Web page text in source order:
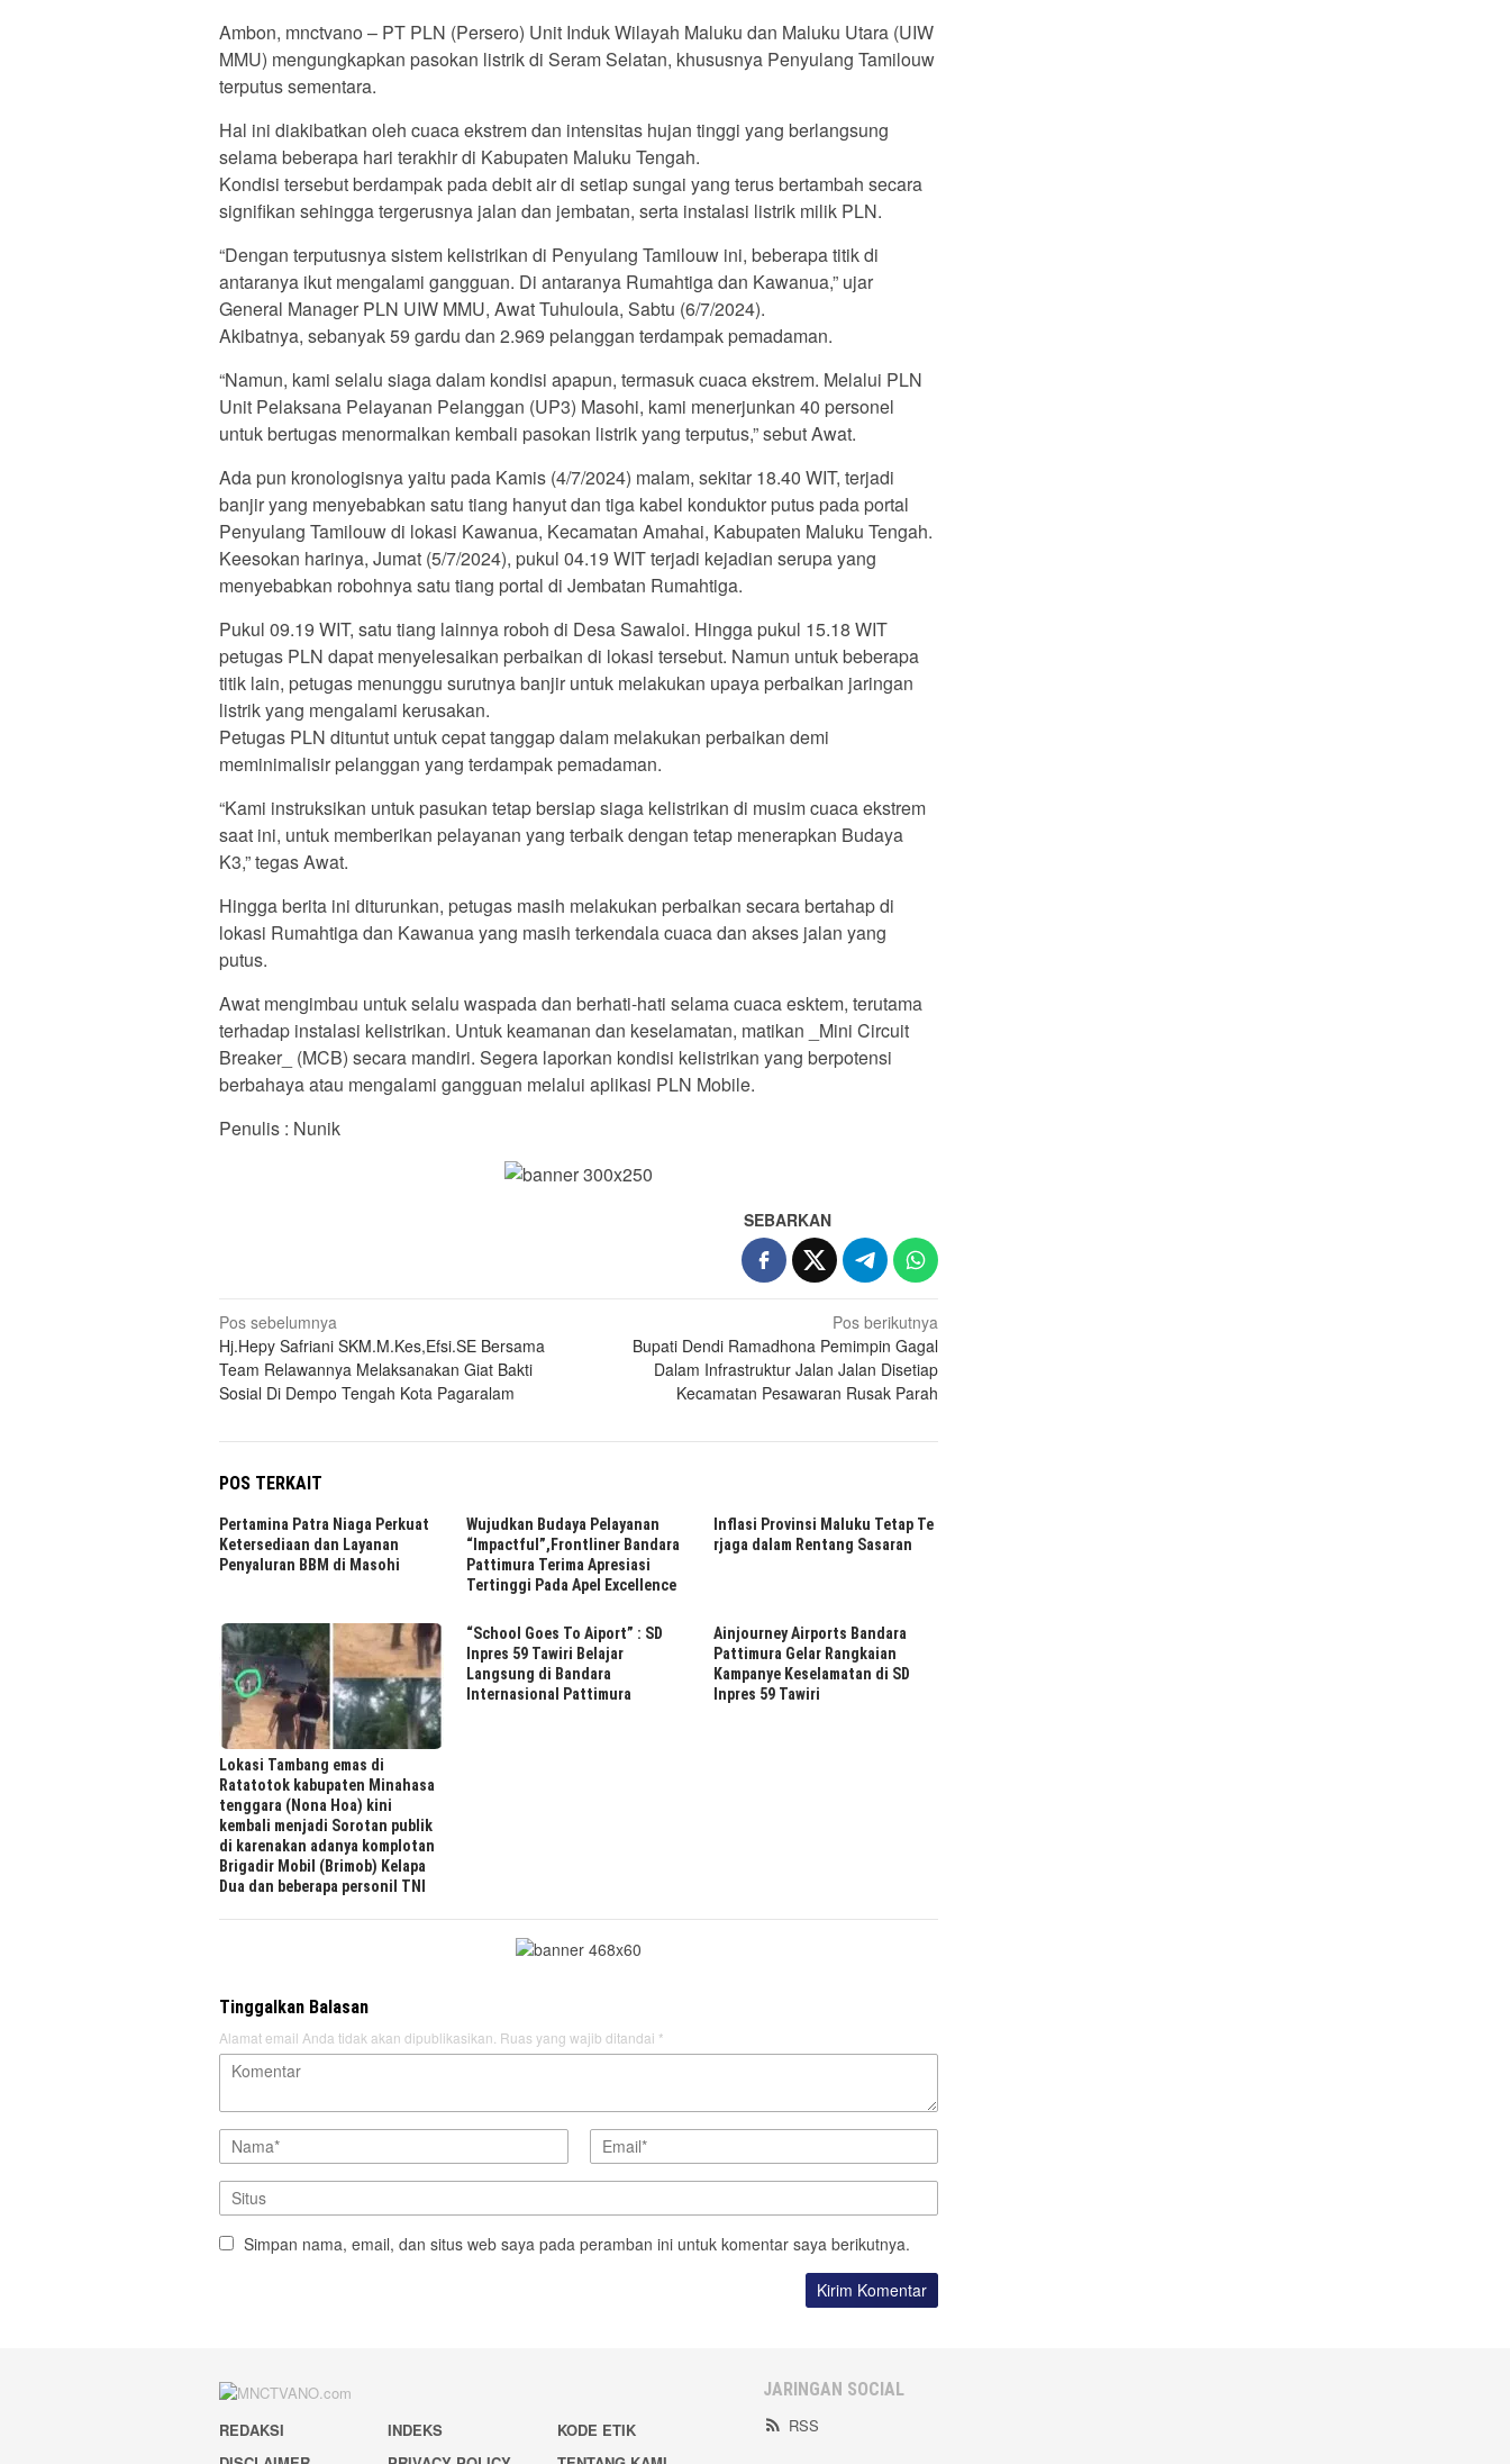
Ambon, mnctvano – PT PLN (Persero) Unit Induk Wilayah Maluku dan Maluku Utara (UIW
MMU) mengungkapkan pasokan listrik di Seram Selatan, khususnya Penyulang Tamilouw
terputus sementara.
Hal ini diakibatkan oleh cuaca ekstrem dan intensitas hujan tinggi yang berlangsung
selama beberapa hari terakhir di Kabupaten Maluku Tengah.
Kondisi tersebut berdampak pada debit air di setiap sungai yang terus bertambah secara
signifikan sehingga tergerusnya jalan dan jembatan, serta instalasi listrik milik PLN.
“Dengan terputusnya sistem kelistrikan di Penyulang Tamilouw ini, beberapa titik di
antaranya ikut mengalami gangguan. Di antaranya Rumahtiga dan Kawanua,” ujar
General Manager PLN UIW MMU, Awat Tuhuloula, Sabtu (6/7/2024).
Akibatnya, sebanyak 59 gardu dan 2.969 pelanggan terdampak pemadaman.
“Namun, kami selalu siaga dalam kondisi apapun, termasuk cuaca ekstrem. Melalui PLN
Unit Pelaksana Pelayanan Pelanggan (UP3) Masohi, kami menerjunkan 40 personel
untuk bertugas menormalkan kembali pasokan listrik yang terputus,” sebut Awat.
Ada pun kronologisnya yaitu pada Kamis (4/7/2024) malam, sekitar 18.40 WIT, terjadi
banjir yang menyebabkan satu tiang hanyut dan tiga kabel konduktor putus pada portal
Penyulang Tamilouw di lokasi Kawanua, Kecamatan Amahai, Kabupaten Maluku Tengah.
Keesokan harinya, Jumat (5/7/2024), pukul 04.19 WIT terjadi kejadian serupa yang
menyebabkan robohnya satu tiang portal di Jembatan Rumahtiga.
Pukul 09.19 WIT, satu tiang lainnya roboh di Desa Sawaloi. Hingga pukul 15.18 WIT
petugas PLN dapat menyelesaikan perbaikan di lokasi tersebut. Namun untuk beberapa
titik lain, petugas menunggu surutnya banjir untuk melakukan upaya perbaikan jaringan
listrik yang mengalami kerusakan.
Petugas PLN dituntut untuk cepat tanggap dalam melakukan perbaikan demi
meminimalisir pelanggan yang terdampak pemadaman.
“Kami instruksikan untuk pasukan tetap bersiap siaga kelistrikan di musim cuaca ekstrem
saat ini, untuk memberikan pelayanan yang terbaik dengan tetap menerapkan Budaya
K3,” tegas Awat.
Hingga berita ini diturunkan, petugas masih melakukan perbaikan secara bertahap di
lokasi Rumahtiga dan Kawanua yang masih terkendala cuaca dan akses jalan yang
putus.
Awat mengimbau untuk selalu waspada dan berhati-hati selama cuaca esktem, terutama
terhadap instalasi kelistrikan. Untuk keamanan dan keselamatan, matikan _Mini Circuit
Breaker_ (MCB) secara mandiri. Segera laporkan kondisi kelistrikan yang berpotensi
berbahaya atau mengalami gangguan melalui aplikasi PLN Mobile.
Penulis : Nunik
SEBARKAN
Navigasi
pos
Pos sebelumnya
Hj.Hepy Safriani SKM.M.Kes,Efsi.SE Bersama
Team Relawannya Melaksanakan Giat Bakti
Sosial Di Dempo Tengah Kota Pagaralam
Pos berikutnya
Bupati Dendi Ramadhona Pemimpin Gagal
Dalam Infrastruktur Jalan Jalan Disetiap
Kecamatan Pesawaran Rusak Parah
POS TERKAIT
Pertamina Patra Niaga Perkuat
Ketersediaan dan Layanan
Penyaluran BBM di Masohi
Wujudkan Budaya Pelayanan
“Impactful”,Frontliner Bandara
Pattimura Terima Apresiasi
Tertinggi Pada Apel Excellence
Inflasi Provinsi Maluku Tetap Te
rjaga dalam Rentang Sasaran
Lokasi Tambang emas di
Ratatotok kabupaten Minahasa
tenggara (Nona Hoa) kini
kembali menjadi Sorotan publik
di karenakan adanya komplotan
Brigadir Mobil (Brimob) Kelapa
Dua dan beberapa personil TNI
“School Goes To Aiport” : SD
Inpres 59 Tawiri Belajar
Langsung di Bandara
Internasional Pattimura
Ainjourney Airports Bandara
Pattimura Gelar Rangkaian
Kampanye Keselamatan di SD
Inpres 59 Tawiri
Tinggalkan Balasan
Alamat email Anda tidak akan dipublikasikan. Ruas yang wajib ditandai *
Simpan nama, email, dan situs web saya pada peramban ini untuk komentar saya berikutnya.
REDAKSI INDEKS
KODE ETIK
JARINGAN SOCIAL
RSS